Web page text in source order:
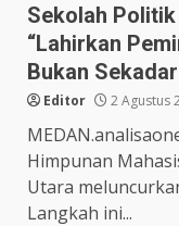
Sekolah Politik
“Lahirkan
Bukan
Editor 2 Agustus
Himpunan
Utara
Langkah ini...